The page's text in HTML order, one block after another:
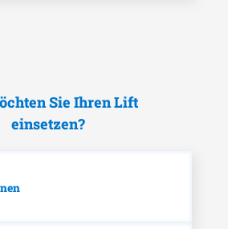
Sie Ihren Lift
einsetzen?